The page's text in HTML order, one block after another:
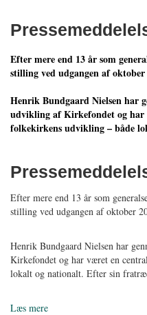
Efter mere end 13 år som
stilling ved udgangen af
Henrik Bundgaard Nielsen har
udvikling af Kirkefondet og har
folkekirkens udvikling – både
Efter mere end 13 år som
stilling ved udgangen af oktober
Henrik Bundgaard Nielsen har
Kirkefondet og har været en
lokalt og nationalt. Efter sin
Læs mere